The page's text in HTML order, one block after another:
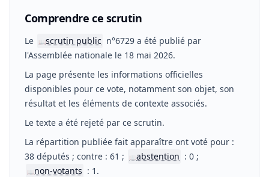
Comprendre ce scrutin
Le 📖scrutin public n°6729 a été publié par
l'Assemblée nationale le 18 mai 2026.
La page présente les informations officielles
disponibles pour ce vote, notamment son objet, son
résultat et les éléments de contexte associés.
Le texte a été rejeté par ce scrutin.
La répartition publiée fait apparaître ont voté pour :
38 députés ; contre : 61 ;
📖abstention : 0 ;
📖non-votants : 1.